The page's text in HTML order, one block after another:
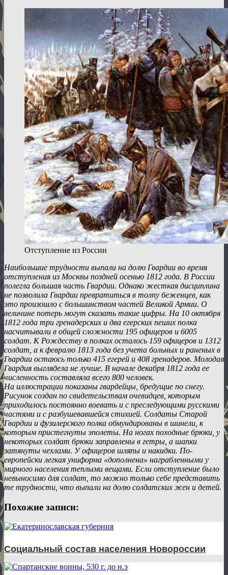
Отступление из России
Наибольшие трудности выпали на долю Гвардии во время
отступления из Москвы поздней осенью 1812 года. В России
полегла большая часть Гвардии. Однако жесткая дисциплина
не позволила Гвардии превратиться в толпу беженцев, как
это произошло с большинством частей Великой Армии. О
величине потерь могут сказать такие цифры. На 10 октября
1812 года три гренадерских и два егерских пеших полка
насчитывали в общей сложности 195 офицеров и 6005
солдат. К Рождеству в полках осталось 159 офицеров и 1312
солдат, а к февралю 1813 года без учета больных и раненых в
Гвардии остаюсь только 415 егерей и 408 гренадеров. Молодая
Гвардия выглядела не лучше. В начале декабря 1812 года ее
численность составляла всего 800 человек.
На иллюстрации показаны гвардейцы, бредущие по снегу.
Рисунок создан по свидетельствам очевидцев, которым
приходилось постоянно воевать и с преследующими русскими
частями и с разбушевавшейся стихией. Солдаты Старой
Гвардии и фузилерского полка обмундированы в шинели, к
которым пристегнуты эполеты. На ногах походные брюки, у
некоторых солдат брюки заправлены в гетры, а шапки
затянуты чехлами. У офицеров шляпы и накидки. По-
европейски легкая униформа «дополнена» награбленными у
мирного населения теплыми вещами. Если отступление было
невыносимо для солдат, то можно только себе представить
те трудности, что выпали на долю солдатских жен и детей.
Похожие записи:
Социальный состав населения Новороссии